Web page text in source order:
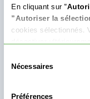
En cliquant sur ”
”Autoriser la
cookies sélectionnés.
dans vos paramètres
Si vous supprimez
pourriez rencontrer
Nécessaires
Préférences
Besoin d'aide ?
Découvrir les offres
Un abonnement acquis